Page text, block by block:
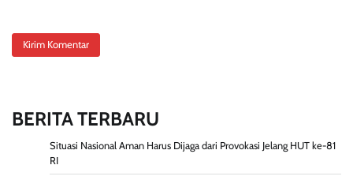
BERITA TERBARU
Situasi Nasional Aman Harus Dijaga dari Provokasi Jelang HUT ke-81
RI